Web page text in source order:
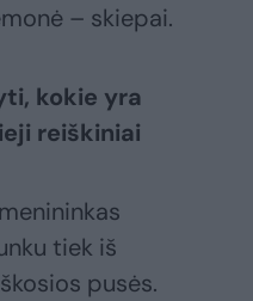
– skiepai.
kokie yra
reiškiniai
tiek iš
pusės.